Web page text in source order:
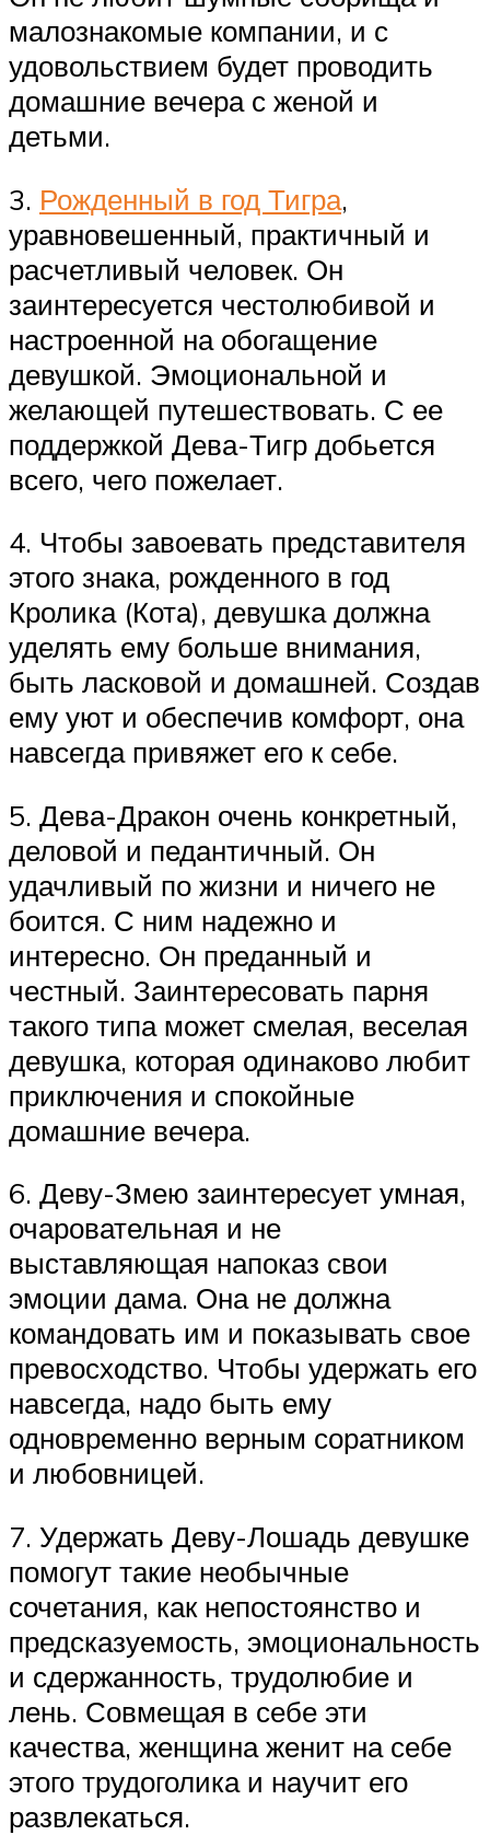
малознакомые компании, и с
удовольствием будет проводить
домашние вечера с женой и
детьми.
3. Рожденный в год Тигра,
уравновешенный, практичный и
расчетливый человек. Он
заинтересуется честолюбивой и
настроенной на обогащение
девушкой. Эмоциональной и
желающей путешествовать. С ее
поддержкой Дева-Тигр добьется
всего, чего пожелает.
4. Чтобы завоевать представителя
этого знака, рожденного в год
Кролика (Кота), девушка должна
уделять ему больше внимания,
быть ласковой и домашней. Создав
ему уют и обеспечив комфорт, она
навсегда привяжет его к себе.
5. Дева-Дракон очень конкретный,
деловой и педантичный. Он
удачливый по жизни и ничего не
боится. С ним надежно и
интересно. Он преданный и
честный. Заинтересовать парня
такого типа может смелая, веселая
девушка, которая одинаково любит
приключения и спокойные
домашние вечера.
6. Деву-Змею заинтересует умная,
очаровательная и не
выставляющая напоказ свои
эмоции дама. Она не должна
командовать им и показывать свое
превосходство. Чтобы удержать его
навсегда, надо быть ему
одновременно верным соратником
и любовницей.
7. Удержать Деву-Лошадь девушке
помогут такие необычные
сочетания, как непостоянство и
предсказуемость, эмоциональность
и сдержанность, трудолюбие и
лень. Совмещая в себе эти
качества, женщина женит на себе
этого трудоголика и научит его
развлекаться.